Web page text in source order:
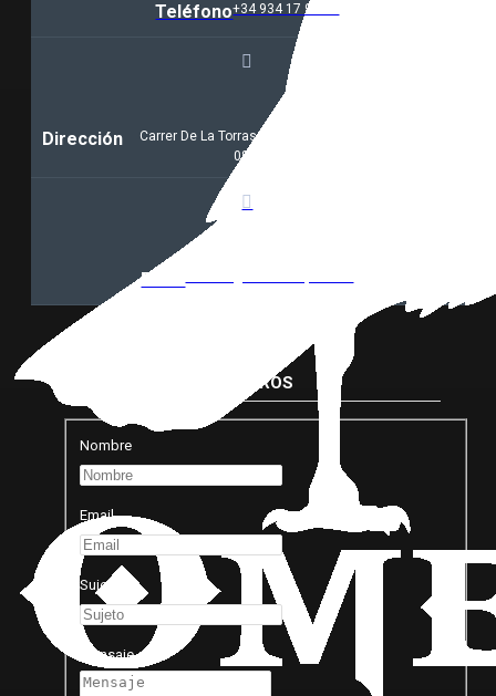
Teléfono+34 934 17 94 50
Dirección
Carrer De La Torrassa 110, Sant Adrià De Besòs,
08930, Barcelona
Email
CONTACTA CON NOSOTROS
Nombre
Email
Sujeto
Mensaje